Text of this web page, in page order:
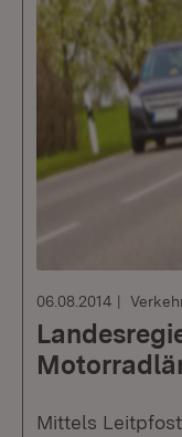
06.08.2014
Mittels